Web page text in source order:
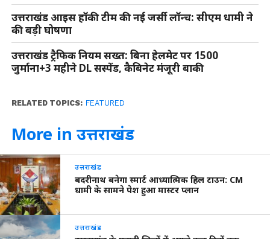
उत्तराखंड आइस हॉकी टीम की नई जर्सी लॉन्च: सीएम धामी ने
की बड़ी घोषणा
उत्तराखंड ट्रैफिक नियम सख्त: बिना हेलमेट पर 1500
जुर्माना+3 महीने DL सस्पेंड, कैबिनेट मंजूरी बाकी
RELATED TOPICS: FEATURED
More in उत्तराखंड
उत्तराखंड
बदरीनाथ बनेगा स्मार्ट आध्यात्मिक हिल टाउन: CM
धामी के सामने पेश हुआ मास्टर प्लान
उत्तराखंड